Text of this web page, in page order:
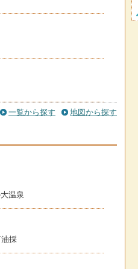
一覧から探す 地図から探す
温泉
採